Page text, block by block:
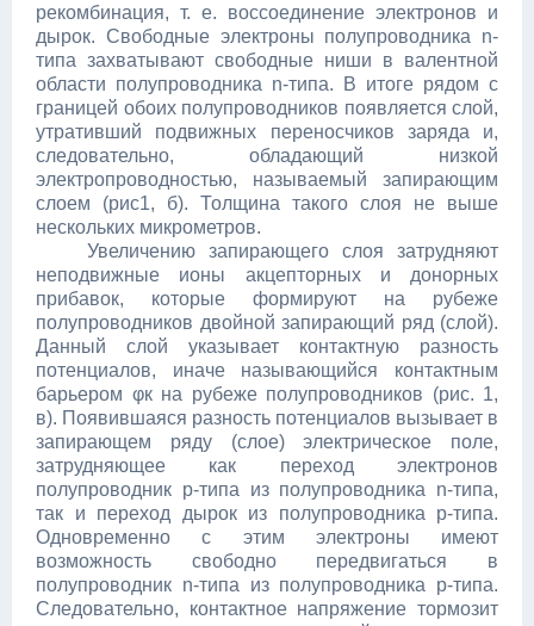
рекомбинация, т. е. воссоединение электронов и
дырок. Свободные электроны полупроводника n-
типа захватывают свободные ниши в валентной
области полупроводника n-типа. В итоге рядом с
границей обоих полупроводников появляется слой,
утративший подвижных переносчиков заряда и,
следовательно, обладающий низкой
электропроводностью, называемый запирающим
слоем (рис1, б). Толщина такого слоя не выше
нескольких микрометров.
Увеличению запирающего слоя затрудняют
неподвижные ионы акцепторных и донорных
прибавок, которые формируют на рубеже
полупроводников двойной запирающий ряд (слой).
Данный слой указывает контактную разность
потенциалов, иначе называющийся контактным
барьером φк на рубеже полупроводников (рис. 1,
в). Появившаяся разность потенциалов вызывает в
запирающем ряду (слое) электрическое поле,
затрудняющее как переход электронов
полупроводник p-типа из полупроводника n-типа,
так и переход дырок из полупроводника p-типа.
Одновременно с этим электроны имеют
возможность свободно передвигаться в
полупроводник n-типа из полупроводника p-типа.
Следовательно, контактное напряжение тормозит